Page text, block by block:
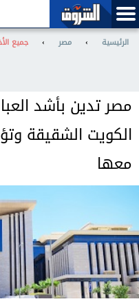
الرئيسية › مصر › جميع
مصر تدين بأشد
الكويت الشقيقة
معها